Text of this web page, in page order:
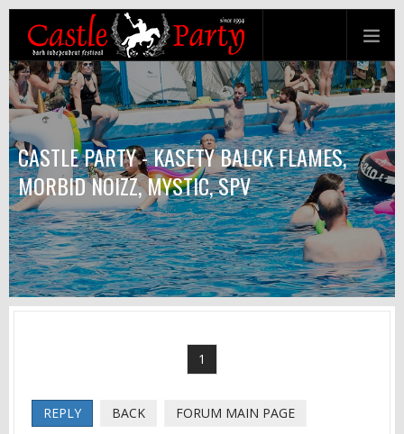
CASTLE PARTY - KASETY BALCK FLAMES,
MORBID NOIZZ, MYSTIC, SPV
1
REPLY BACK FORUM MAIN PAGE